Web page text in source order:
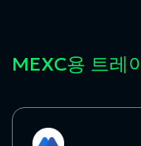
MEXC용 트레